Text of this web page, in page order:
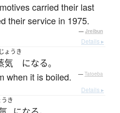
carried their last
their service in 1975.
— Jreibun
Details ▸
ょうき
気 になる。
when it is boiled. — Tatoeba
Details ▸
うき